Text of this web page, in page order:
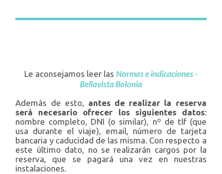
Le aconsejamos leer las Normas e indicaciones -
Bellavista Bolonia
Además de esto, antes de realizar la reserva
será necesario ofrecer los siguientes datos:
nombre completo, DNI (o similar), nº de tlf (que
usa durante el viaje), email, número de tarjeta
bancaria y caducidad de las misma. Con respecto a
este último dato, no se realizarán cargos por la
reserva, que se pagará una vez en nuestras
instalaciones.